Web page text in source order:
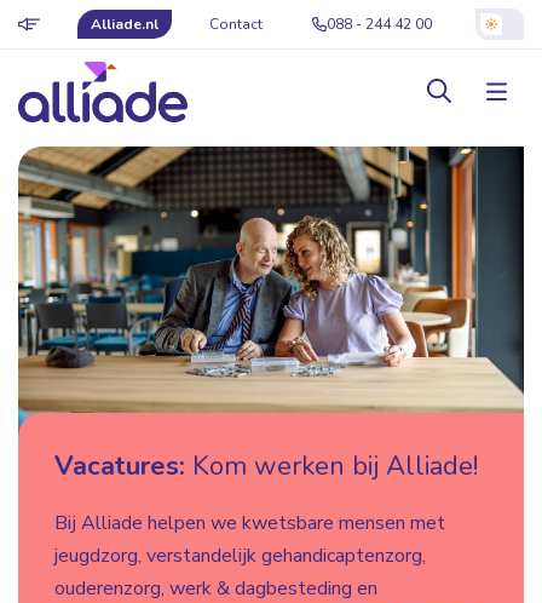
Alliade.nl Contact 088 - 244 42 00
Vacatures: Kom werken bij Alliade!
Bij Alliade helpen we kwetsbare mensen met
jeugdzorg, verstandelijk gehandicaptenzorg,
ouderenzorg, werk & dagbesteding en